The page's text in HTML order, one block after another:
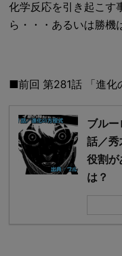
化学反応を引き起こす
ら・・・あるいは勝機
■前回 第281話 「進化
ブルー
話／秀
役割が
は？